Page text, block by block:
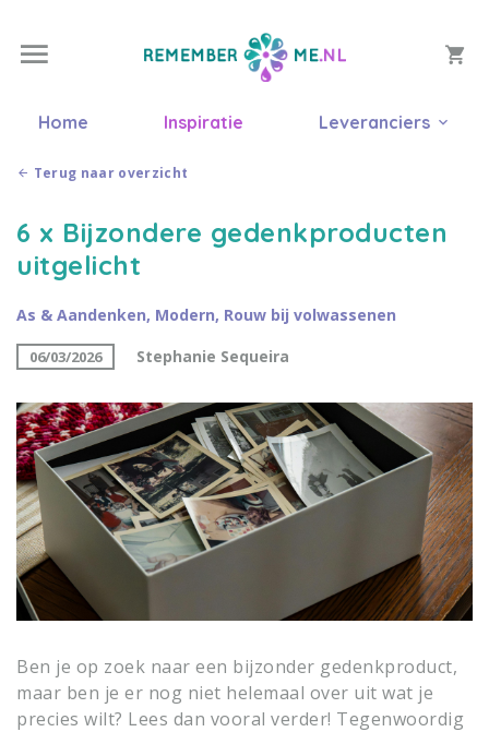
Home Inspiratie Leveranciers
Terug naar overzicht
6 x Bijzondere gedenkproducten
uitgelicht
As & Aandenken, Modern, Rouw bij volwassenen
06/03/2026 Stephanie Sequeira
Ben je op zoek naar een bijzonder gedenkproduct,
maar ben je er nog niet helemaal over uit wat je
precies wilt? Lees dan vooral verder! Tegenwoordig